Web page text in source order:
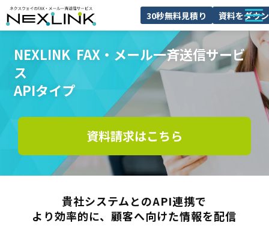
30秒無料見積り 資料をダウ
FAXDMとは
導入事例
料金
ブログ
よくあるご質問
NEXLINK  FAX・メール一斉送信サービ
ス
APIタイプ
資料請求はこちら
貴社システムとのAPI連携で
より効率的に、顧客へ向けた情報を配信